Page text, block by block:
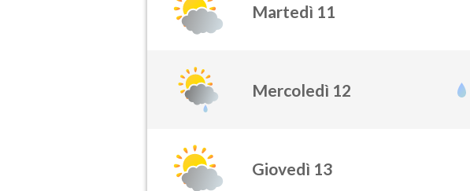
Martedì 11
Mercoledì 12
Giovedì 13